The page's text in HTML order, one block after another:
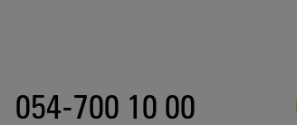
054-700 10 00